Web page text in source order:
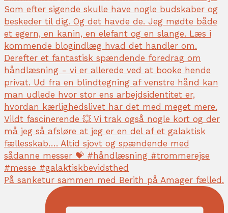
På sanketur sammen med Berith på Amager fælled.